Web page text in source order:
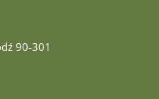
90-301